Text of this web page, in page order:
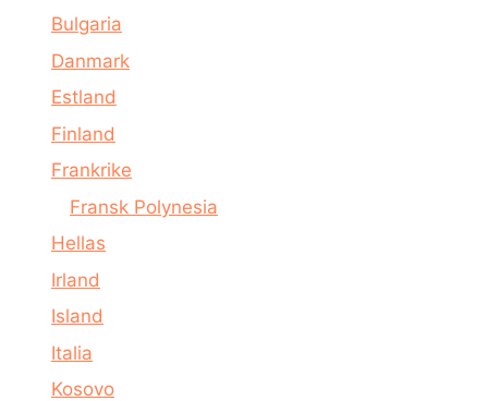
Bulgaria
Danmark
Estland
Finland
Frankrike
Fransk Polynesia
Hellas
Irland
Island
Italia
Kosovo